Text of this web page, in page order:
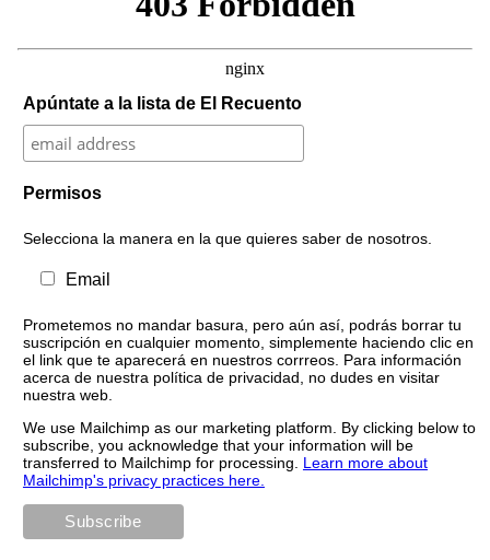
Apúntate a la lista de El Recuento
Permisos
Selecciona la manera en la que quieres saber de nosotros.
Email
Prometemos no mandar basura, pero aún así, podrás borrar tu
suscripción en cualquier momento, simplemente haciendo clic en
el link que te aparecerá en nuestros corrreos. Para información
acerca de nuestra política de privacidad, no dudes en visitar
nuestra web.
We use Mailchimp as our marketing platform. By clicking below to
subscribe, you acknowledge that your information will be
transferred to Mailchimp for processing. Learn more about
Mailchimp's privacy practices here.